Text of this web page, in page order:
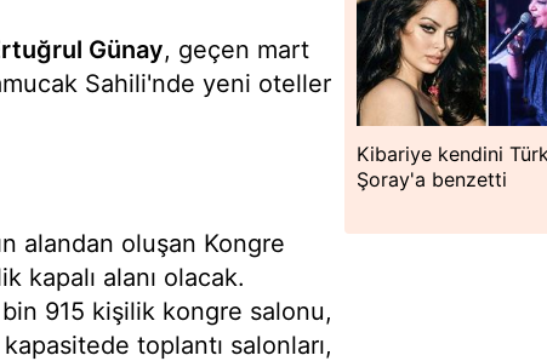
Günay, geçen mart
Sahili'nde yeni oteller
alandan oluşan Kongre
kapalı alanı olacak.
915 kişilik kongre salonu,
toplantı salonları,
Kibariye kendini
Şoray'a benzetti